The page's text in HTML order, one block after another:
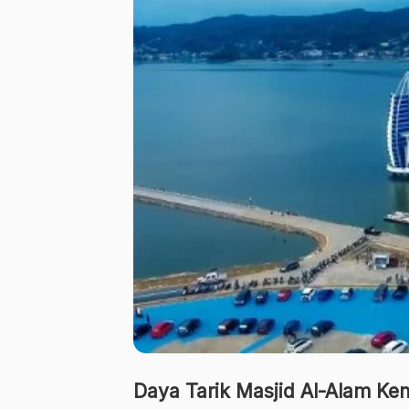
Daya Tarik Masjid Al-Alam